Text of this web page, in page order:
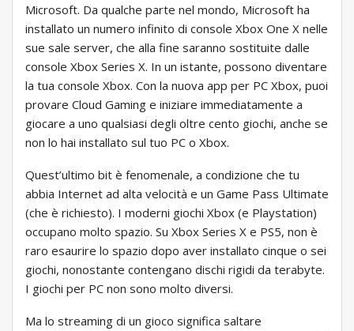
Microsoft. Da qualche parte nel mondo, Microsoft ha
installato un numero infinito di console Xbox One X nelle
sue sale server, che alla fine saranno sostituite dalle
console Xbox Series X. In un istante, possono diventare
la tua console Xbox. Con la nuova app per PC Xbox, puoi
provare Cloud Gaming e iniziare immediatamente a
giocare a uno qualsiasi degli oltre cento giochi, anche se
non lo hai installato sul tuo PC o Xbox.
Quest’ultimo bit è fenomenale, a condizione che tu
abbia Internet ad alta velocità e un Game Pass Ultimate
(che è richiesto). I moderni giochi Xbox (e Playstation)
occupano molto spazio. Su Xbox Series X e PS5, non è
raro esaurire lo spazio dopo aver installato cinque o sei
giochi, nonostante contengano dischi rigidi da terabyte.
I giochi per PC non sono molto diversi.
Ma lo streaming di un gioco significa saltare